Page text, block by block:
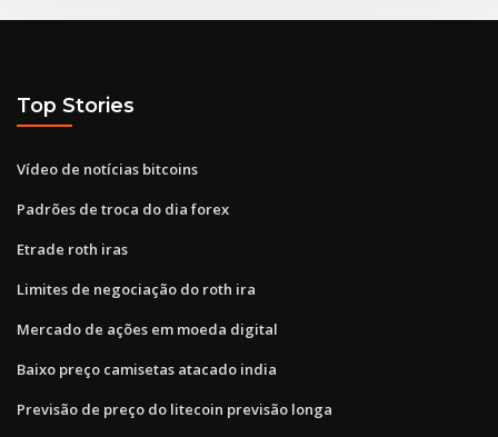
Top Stories
Vídeo de notícias bitcoins
Padrões de troca do dia forex
Etrade roth iras
Limites de negociação do roth ira
Mercado de ações em moeda digital
Baixo preço camisetas atacado india
Previsão de preço do litecoin previsão longa